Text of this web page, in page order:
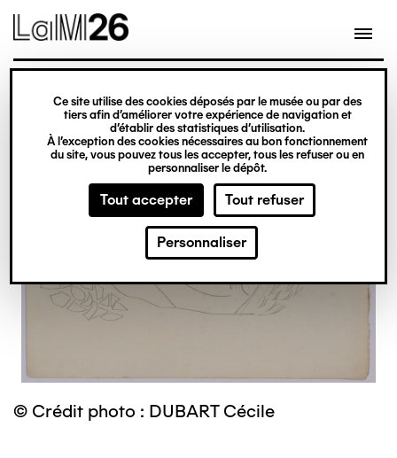
Gestion des cookies
Ce site utilise des cookies déposés par le musée ou par des
tiers afin d’améliorer votre expérience de navigation et
d’établir des statistiques d’utilisation.
À l’exception des cookies nécessaires au bon fonctionnement
du site, vous pouvez tous les accepter, tous les refuser ou en
personnaliser le dépôt.
Tout accepter Tout refuser
Personnaliser
contenu
© Crédit photo : DUBART Cécile